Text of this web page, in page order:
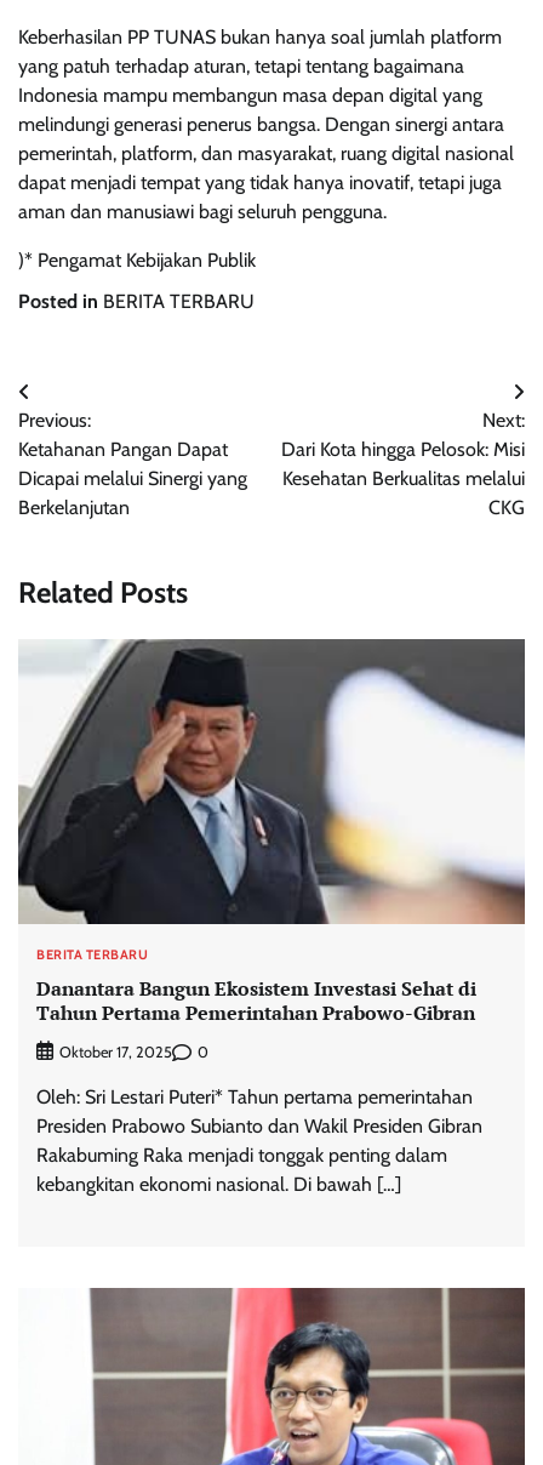
Keberhasilan PP TUNAS bukan hanya soal jumlah platform
yang patuh terhadap aturan, tetapi tentang bagaimana
Indonesia mampu membangun masa depan digital yang
melindungi generasi penerus bangsa. Dengan sinergi antara
pemerintah, platform, dan masyarakat, ruang digital nasional
dapat menjadi tempat yang tidak hanya inovatif, tetapi juga
aman dan manusiawi bagi seluruh pengguna.
)* Pengamat Kebijakan Publik
Posted in BERITA TERBARU
Navigasi
pos
Previous:
Ketahanan Pangan Dapat
Dicapai melalui Sinergi yang
Berkelanjutan
Next:
Dari Kota hingga Pelosok: Misi
Kesehatan Berkualitas melalui
CKG
Related Posts
BERITA TERBARU
Danantara Bangun Ekosistem Investasi Sehat di
Tahun Pertama Pemerintahan Prabowo-Gibran
Oktober 17, 2025 0
Oleh: Sri Lestari Puteri* Tahun pertama pemerintahan
Presiden Prabowo Subianto dan Wakil Presiden Gibran
Rakabuming Raka menjadi tonggak penting dalam
kebangkitan ekonomi nasional. Di bawah […]